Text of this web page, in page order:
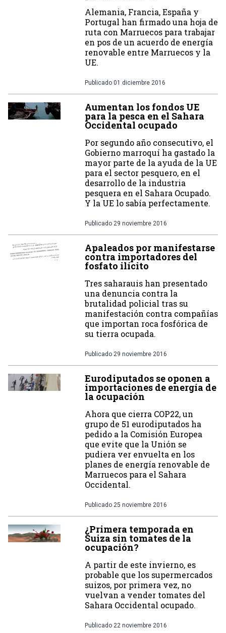
Alemania, Francia, España y
Portugal han firmado una hoja de
ruta con Marruecos para trabajar
en pos de un acuerdo de energía
renovable entre Marruecos y la
UE.
Publicado 01 diciembre 2016
Aumentan los fondos UE
para la pesca en el Sahara
Occidental ocupado
Por segundo año consecutivo, el
Gobierno marroquí ha gastado la
mayor parte de la ayuda de la UE
para el sector pesquero, en el
desarrollo de la industria
pesquera en el Sahara Ocupado.
Y la UE lo sabía perfectamente.
Publicado 29 noviembre 2016
Apaleados por manifestarse
contra importadores del
fosfato ilícito
Tres saharauis han presentado
una denuncia contra la
brutalidad policial tras su
manifestación contra compañías
que importan roca fosfórica de
su tierra ocupada.
Publicado 29 noviembre 2016
Eurodiputados se oponen a
importaciones de energía de
la ocupación
Ahora que cierra COP22, un
grupo de 51 eurodiputados ha
pedido a la Comisión Europea
que evite que la Unión se
pudiera ver envuelta en los
planes de energía renovable de
Marruecos para el Sahara
Occidental.
Publicado 25 noviembre 2016
¿Primera temporada en
Suiza sin tomates de la
ocupación?
A partir de este invierno, es
probable que los supermercados
suizos, por primera vez, no
vuelvan a vender tomates del
Sahara Occidental ocupado.
Publicado 22 noviembre 2016